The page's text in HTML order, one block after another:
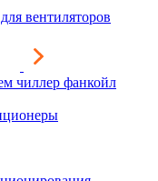
вентиляторов
чиллер фанкойл